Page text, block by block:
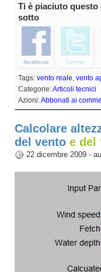
Ti è piaciuto
sotto
Tags: vento reale, vento
Categorie:Articoli tecnici
Azioni:Abbonati ai
Calcolare
del vento e del
22 dicembre 2009 -